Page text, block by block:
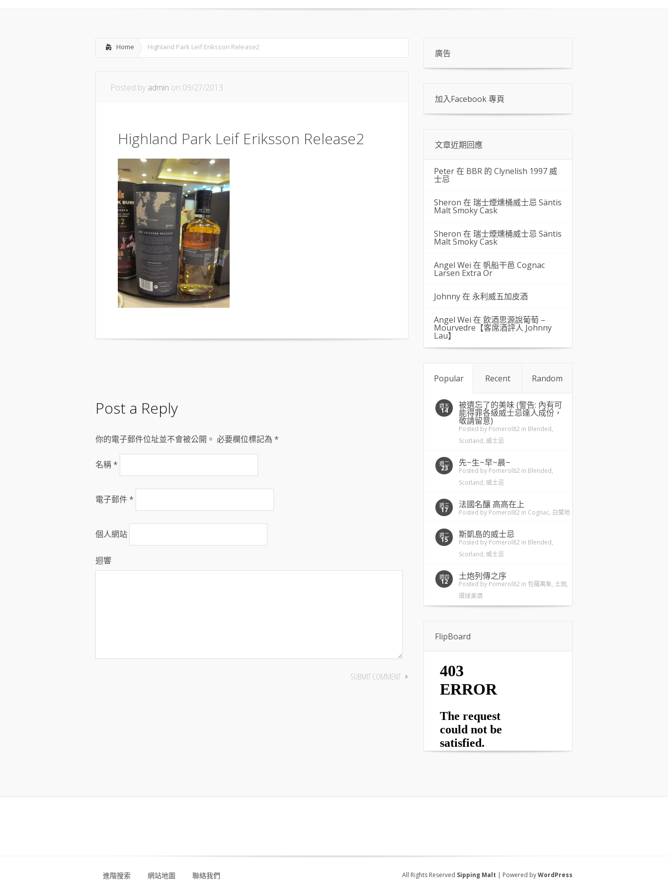
Home Highland Park Leif Eriksson Release2
Posted by admin on 09/27/2013
Highland Park Leif Eriksson Release2
Post a Reply
你的電子郵件位址並不會被公開。 必要欄位標記為 *
名稱*
電子郵件*
個人網站
迴響
廣告
加入Facebook 專頁
文章近期回應
Peter 在 BBR 的 Clynelish 1997 威
士忌
Sheron 在 瑞士煙燻桶威士忌 Säntis
Malt Smoky Cask
Sheron 在 瑞士煙燻桶威士忌 Säntis
Malt Smoky Cask
Angel Wei 在 帆船干邑 Cognac
Larsen Extra Or
Johnny 在 永利威五加皮酒
Angel Wei 在 飲酒思源說葡萄 –
Mourvedre【客席酒評人 Johnny
Lau】
Popular Recent Random
週五
14
被遺忘了的美味 (警告: 內有可
能得罪各級威士忌達人成份，
敬請留意)
Posted by Pomerol82 in Blended,
Scotland, 威士忌
週二
23
先~生~早~晨~
Posted by Pomerol82 in Blended,
Scotland, 威士忌
週三
17
法國名釀 高高在上
Posted by Pomerol82 in Cognac, 白蘭地
週二
15
斯凱島的威士忌
Posted by Pomerol82 in Blended,
Scotland, 威士忌
週四
12
土炮列傳之序
Posted by Pomerol82 in 包羅萬象, 土炮,
環球美酒
FlipBoard
進階搜索 網站地圖 聯絡我們 All Rights Reserved Sipping Malt | Powered byWordPress